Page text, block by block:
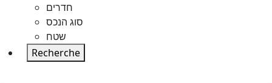
חדרים
סוג הנכס
שטח
Recherche